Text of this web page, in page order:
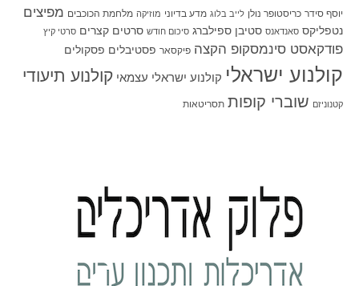
יוסף סידר כריסטופר נולן לייב בלוג מדע בדיוני מוזיקה מלחמת הכוכבים מפיצים
נטפליקס סאנדאנס סטיבן ספילברג סיכום חודש סרטים קצרים סרטי קיץ
פודקאסט סינמסקופ הקצה פיקסאר פסטיבלים פסקולים
קולנוע ישראלי קולנוע ישראלי עצמאי קולנוע תיעודי
קטנוניזם שוברי קופות תסריטאות